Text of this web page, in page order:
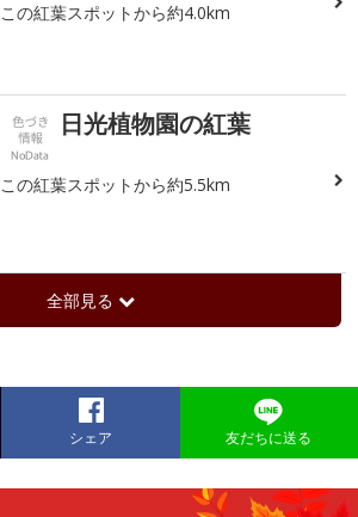
この紅葉スポットから約4.0km
日光植物園の紅葉
この紅葉スポットから約5.5km
全部見る
シェア 友だちに送る